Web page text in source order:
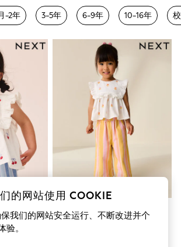
& Playsuits
& Joggers
& Pyjamas
子套装 夹克和裤子套装 夹克衬衫和裤
-2年 3-5年 6-9年 10-16年
- 裤子和无
月-8岁）
蜜桃粉色刺绣 - 上衣和裤子组合
的网站使用 COOKIE
我们的网站安全运行、不断改进并个
验。